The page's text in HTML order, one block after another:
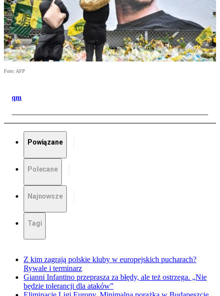
Foto: AFP
qm
Powiązane
Polecane
Najnowsze
Tagi
Z kim zagrają polskie kluby w europejskich pucharach?
Rywale i terminarz
Gianni Infantino przeprasza za błędy, ale też ostrzega. „Nie
będzie tolerancji dla ataków”